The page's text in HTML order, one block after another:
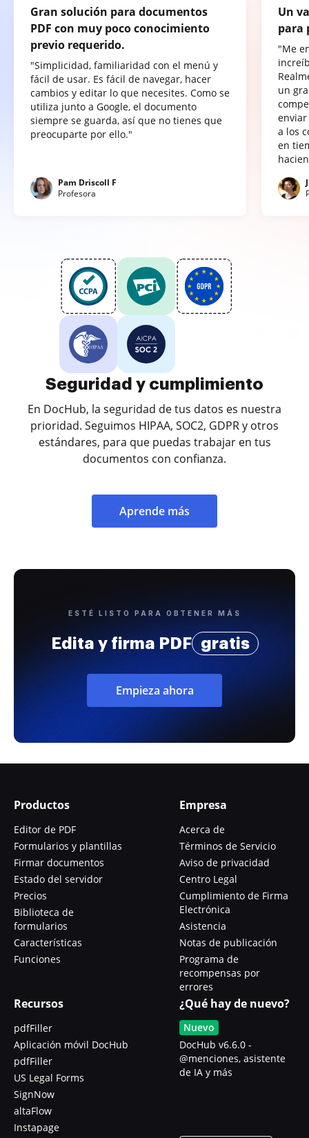
Gran solución para documentos
PDF con muy poco conocimiento
previo requerido.
"Simplicidad, familiaridad con el menú y
fácil de usar. Es fácil de navegar, hacer
cambios y editar lo que necesites. Como se
utiliza junto a Google, el documento
siempre se guarda, así que no tienes que
preocuparte por ello."
Pam Driscoll F
Profesora
Un
para
"Me
un
a los
en
Seguridad y cumplimiento
En DocHub, la seguridad de tus datos es nuestra
prioridad. Seguimos HIPAA, SOC2, GDPR y otros
estándares, para que puedas trabajar en tus
documentos con confianza.
Aprende más
ESTÉ LISTO PARA OBTENER MÁS
Edita y firma PDF gratis
Empieza ahora
Productos
Editor de PDF
Formularios y plantillas
Firmar documentos
Estado del servidor
Precios
Biblioteca de
formularios
Características
Funciones
Empresa
Acerca de
Términos de Servicio
Aviso de privacidad
Centro Legal
Cumplimiento de Firma
Electrónica
Asistencia
Notas de publicación
Programa de
recompensas por
errores
Recursos
pdfFiller
Aplicación móvil DocHub
pdfFiller
US Legal Forms
SignNow
altaFlow
Instapage
¿Qué hay de nuevo?
Nuevo
DocHub v6.6.0 -
@menciones, asistente
de IA y más